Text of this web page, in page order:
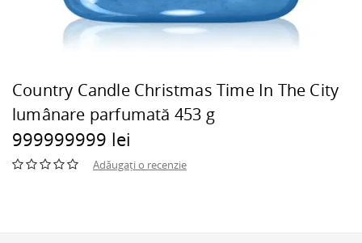
Country Candle Christmas Time In The City
lumânare parfumată 453 g
999999999 lei
Adăugați o recenzie